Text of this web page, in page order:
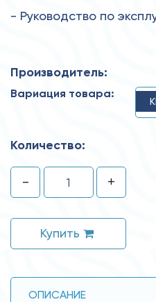
- Руководство по
Производитель:
Вариация товара:
Количество:
- +
Купить
ОПИСАНИЕ